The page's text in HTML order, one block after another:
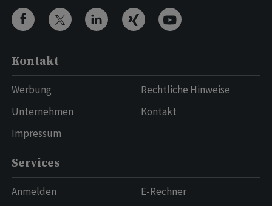
Kontakt
Werbung
Unternehmen
Impressum
Rechtliche Hinweise
Kontakt
Services
Anmelden
E-Rechner